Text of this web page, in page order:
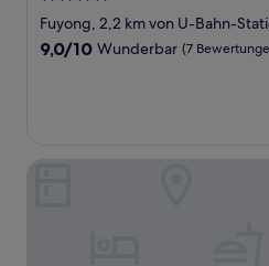
Sterne-
Unterkunft
Fuyong, 2,2 km von U-Bahn-
9.0
9,0/10 Wunderbar (7